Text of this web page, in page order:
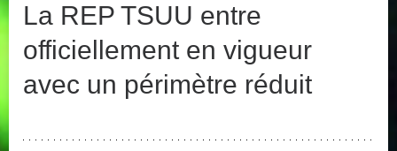
La REP TSUU entre
officiellement en vigueur
avec un périmètre réduit